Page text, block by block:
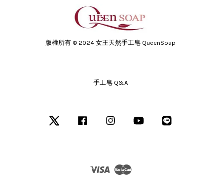
版權所有 © 2024 女王天然手工皂 QueenSoap
手工皂 Q&A
Twitter Facebook Instagram YouTube
Visa Master